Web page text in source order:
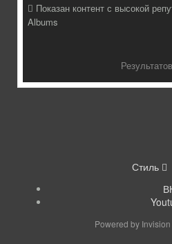
Показан контент с высокой
Albums
Стиль
Powered by